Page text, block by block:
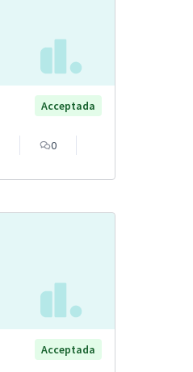
Acceptada
0
Acceptada